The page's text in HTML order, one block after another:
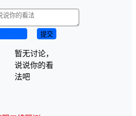
提交
暂无讨论，
说说你的看
法吧